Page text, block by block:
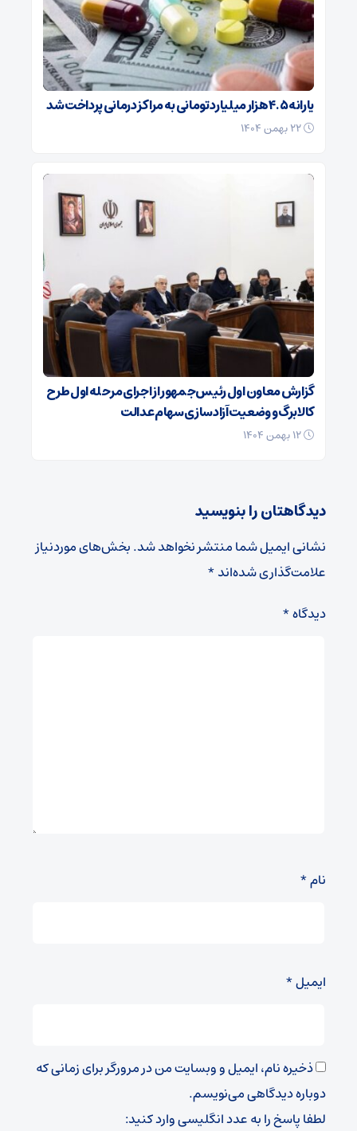
یارانه ۴.۵ هزار میلیارد تومانی به مراکز درمانی پرداخت شد
گزارش معاون اول رئیس‌جمهور از اجرای مرحله اول طرح
کالابرگ و وضعیت آزادسازی سهام عدالت
دیدگاهتان را بنویسید
نشانی ایمیل شما منتشر نخواهد شد.بخش‌های موردنیاز
علامت‌گذاری شده‌اند*
دیدگاه*
نام*
ایمیل*
ذخیره نام، ایمیل و وبسایت من در مرورگر برای زمانی که
دوباره دیدگاهی می‌نویسم.
لطفا پاسخ را به عدد انگلیسی وارد کنید: